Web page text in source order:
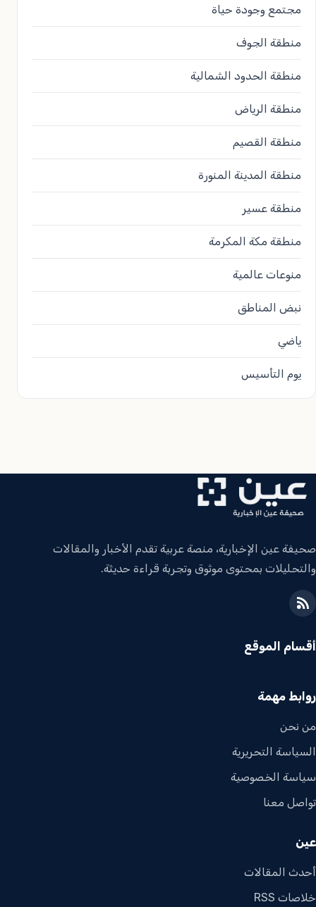
مجتمع وجودة حياة
منطقة الجوف
منطقة الحدود الشمالية
منطقة الرياض
منطقة القصيم
منطقة المدينة المنورة
منطقة عسير
منطقة مكة المكرمة
منوعات عالمية
نبض المناطق
ياضي
يوم التأسيس
صحيفة عين الإخبارية، منصة عربية تقدم الأخبار والمقالات
والتحليلات بمحتوى موثوق وتجربة قراءة حديثة.
أقسام الموقع
روابط مهمة
من نحن
السياسة التحريرية
سياسة الخصوصية
تواصل معنا
عين
أحدث المقالات
خلاصات RSS